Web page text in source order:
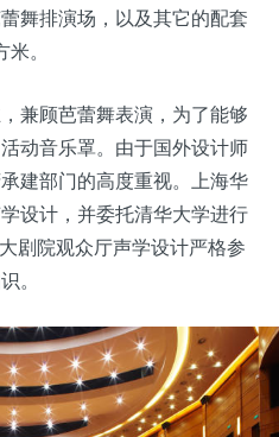
舞排演场，以及其它的配套
。
兼顾芭蕾舞表演，为了能够
动音乐罩。由于国外设计师
建部门的高度重视。上海华
设计，并委托清华大学进行
剧院观众厅声学设计严格参
。